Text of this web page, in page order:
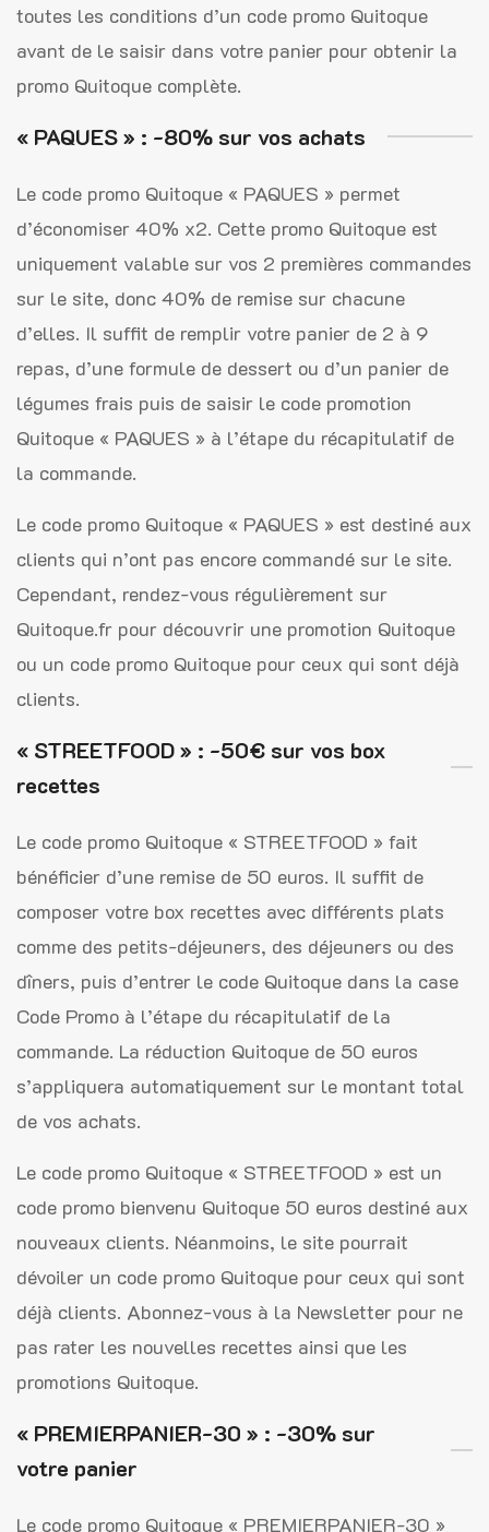
toutes les conditions d’un code promo Quitoque
avant de le saisir dans votre panier pour obtenir la
promo Quitoque complète.
« PAQUES » : -80% sur vos achats
Le code promo Quitoque « PAQUES » permet
d’économiser 40% x2. Cette promo Quitoque est
uniquement valable sur vos 2 premières commandes
sur le site, donc 40% de remise sur chacune
d’elles. Il suffit de remplir votre panier de 2 à 9
repas, d’une formule de dessert ou d’un panier de
légumes frais puis de saisir le code promotion
Quitoque « PAQUES » à l’étape du récapitulatif de
la commande.
Le code promo Quitoque « PAQUES » est destiné aux
clients qui n’ont pas encore commandé sur le site.
Cependant, rendez-vous régulièrement sur
Quitoque.fr pour découvrir une promotion Quitoque
ou un code promo Quitoque pour ceux qui sont déjà
clients.
« STREETFOOD » : -50€ sur vos box
recettes
Le code promo Quitoque « STREETFOOD » fait
bénéficier d’une remise de 50 euros. Il suffit de
composer votre box recettes avec différents plats
comme des petits-déjeuners, des déjeuners ou des
dîners, puis d’entrer le code Quitoque dans la case
Code Promo à l’étape du récapitulatif de la
commande. La réduction Quitoque de 50 euros
s’appliquera automatiquement sur le montant total
de vos achats.
Le code promo Quitoque « STREETFOOD » est un
code promo bienvenu Quitoque 50 euros destiné aux
nouveaux clients. Néanmoins, le site pourrait
dévoiler un code promo Quitoque pour ceux qui sont
déjà clients. Abonnez-vous à la Newsletter pour ne
pas rater les nouvelles recettes ainsi que les
promotions Quitoque.
« PREMIERPANIER-30 » : -30% sur
votre panier
Le code promo Quitoque « PREMIERPANIER-30 »